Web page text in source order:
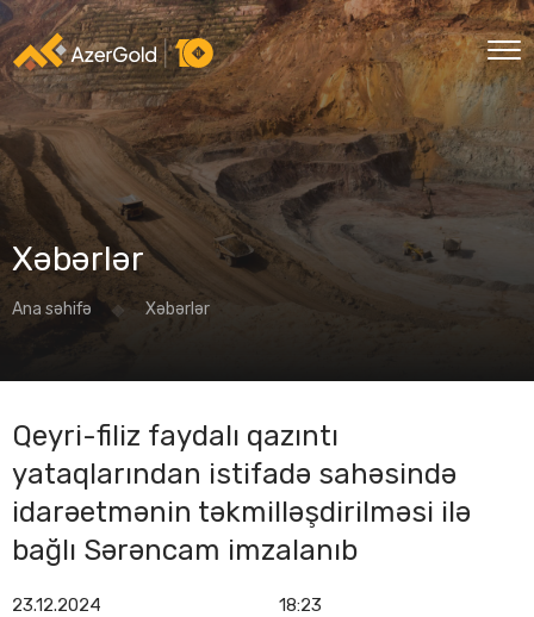
Xəbərlər
Ana səhifə Xəbərlər
Qeyri-filiz faydalı qazıntı
yataqlarından istifadə sahəsində
idarəetmənin təkmilləşdirilməsi ilə
bağlı Sərəncam imzalanıb
23.12.2024 18:23